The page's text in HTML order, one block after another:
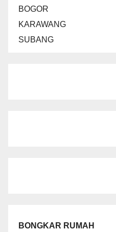
BOGOR
KARAWANG
SUBANG
BONGKAR RUMAH